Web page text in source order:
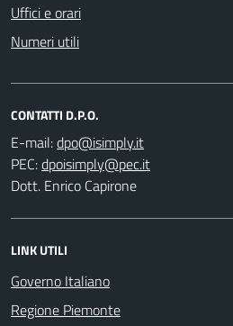
Uffici e orari
Numeri utili
CONTATTI D.P.O.
E-mail:
PEC:
Dott. Enrico Capirone
LINK UTILI
Governo Italiano
Regione Piemonte